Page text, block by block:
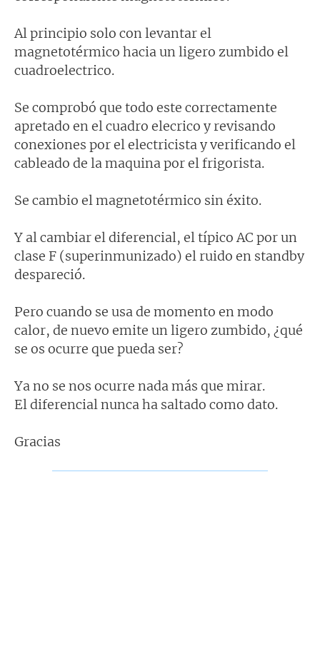
Al principio solo con levantar el
magnetotérmico hacia un ligero zumbido el
cuadroelectrico.
Se comprobó que todo este correctamente
apretado en el cuadro elecrico y revisando
conexiones por el electricista y verificando el
cableado de la maquina por el frigorista.
Se cambio el magnetotérmico sin éxito.
Y al cambiar el diferencial, el típico AC por un
clase F (superinmunizado) el ruido en standby
despareció.
Pero cuando se usa de momento en modo
calor, de nuevo emite un ligero zumbido, ¿qué
se os ocurre que pueda ser?
Ya no se nos ocurre nada más que mirar.
El diferencial nunca ha saltado como dato.
Gracias